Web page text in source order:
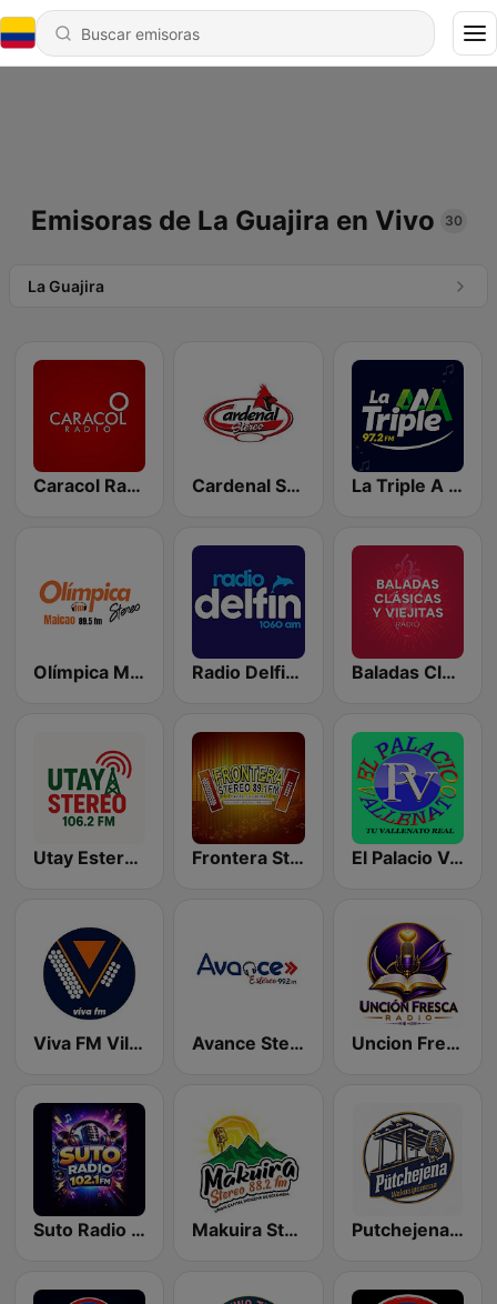
Emisoras de La Guajira en Vivo 30
La Guajira
Caracol Radio Cardenal Stereo La Triple A 97.2 FM
Olímpica Maicao Radio Delfin 1060 AM Baladas Clásicas y Viejitas Radio
Utay Estereo 106.2 FM Frontera Stereo 89.1 FM El Palacio Vallenato
Viva FM Villaueva Avance Stereo 99.2 FM Uncion Fresca Radio
Suto Radio 102.1 FM Makuira Stereo 88.2 FM Putchejena (Wakuaipamana)